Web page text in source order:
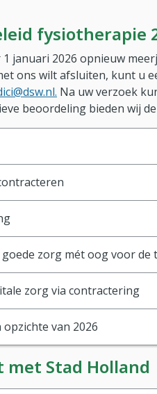
fysiotherapie
januari 2026 opnieuw
ons wilt afsluiten, kunt u
Na uw verzoek
beoordeling bieden wij
zorg mét oog voor de
zorg via contractering
van 2026
met Stad Holland